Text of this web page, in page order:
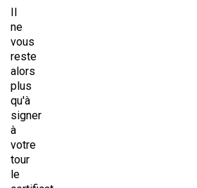
ne
vous
reste
alors
plus
qu'à
signer
à
votre
tour
le